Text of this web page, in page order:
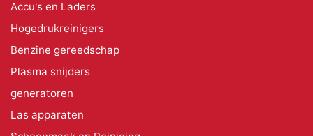
Accu's en Laders
Hogedrukreinigers
Benzine gereedschap
Plasma snijders
generatoren
Las apparaten